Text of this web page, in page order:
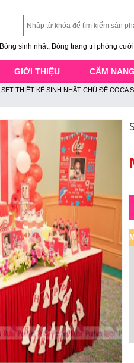
Bóng sinh nhật, Bóng trang trí phòng
GIỚI THIỆU CẨM
SET THIẾT KẾ SINH NHẬT CHỦ ĐỀ COCA